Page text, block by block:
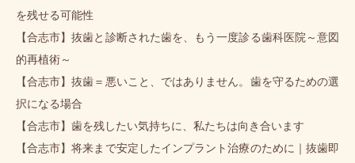
を残せる可能性
【合志市】抜歯と診断された歯を、もう一度診る歯科医院～意図
的再植術～
【合志市】抜歯＝悪いこと、ではありません。歯を守るための選
択になる場合
【合志市】歯を残したい気持ちに、私たちは向き合います
【合志市】将来まで安定したインプラント治療のために｜抜歯即